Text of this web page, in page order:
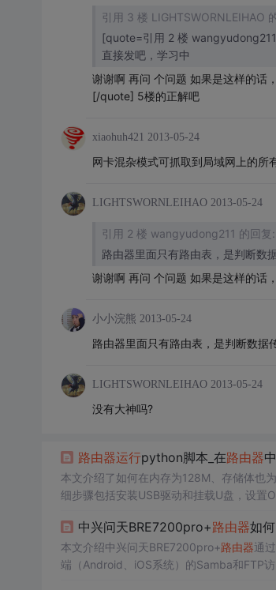
引用 3 楼 LIGHTSWORNLEIHAO
[quote=引用 2 楼
直接发吧，学习中
谢谢啊 再问 个问题 如果是这样的
[/quote] 5楼的正解吧
xiaohuh421 2013-05-24
网卡混杂模式可抓取到局域网上的所
LIGHTSWORNLEIHAO 2013-05-24
引用 2 楼 wangyudong211 的回复:
路由器里面只有路由表，是判断数
谢谢啊 再问 个问题 如果是这样的
小小浣熊 2013-05-24
路由器里面只有路由表，是判断数据
LIGHTSWORNLEIHAO 2013-05-24
没有大神吗?
路由器运行python脚本_在路由器中
本文介绍了如何在内存为128M、存储体也
细步骤包括安装USB驱动和挂载U盘，设置
中兴问天BRE7200pro+路由器如
本文介绍中兴问天BRE7200pro+路由器通
端（Android、iOS系统）的Samba和FTP